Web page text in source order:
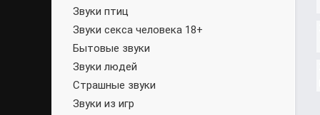
Звуки птиц
Звуки секса человека 18+
Бытовые звуки
Звуки людей
Страшные звуки
Звуки из игр